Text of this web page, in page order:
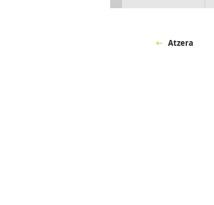
Atzera